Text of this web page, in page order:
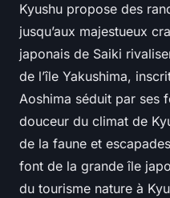
Kyushu propose des
jusqu’aux majestueux
japonais de Saiki
de l’île Yakushima,
Aoshima séduit par ses
douceur du climat de
de la faune et
font de la grande île
du tourisme nature à